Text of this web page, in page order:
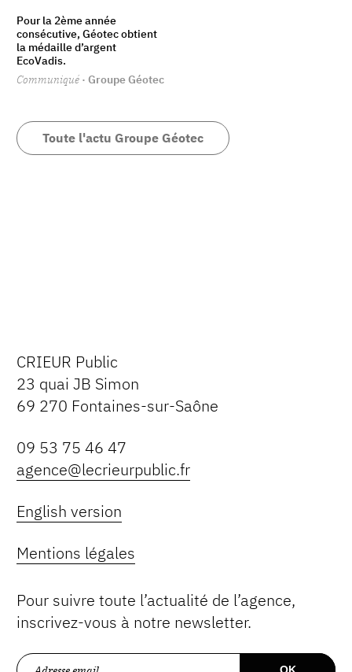
Pour la 2ème année
consécutive, Géotec obtient
la médaille d’argent
EcoVadis.
Communiqué · Groupe Géotec
Toute l'actu Groupe Géotec
CRIEUR Public
23 quai JB Simon
69 270 Fontaines-sur-Saône
09 53 75 46 47
agence@lecrieurpublic.fr
English version
Mentions légales
Pour suivre toute l’actualité de l’agence,
inscrivez-vous à notre newsletter.